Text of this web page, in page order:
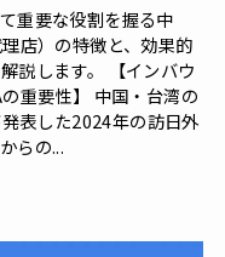
重要な役割を握る中
店）の特徴と、効果的
説します。 【インバウ
重要性】 中国・台湾の
表した2024年の訪日外
らの...